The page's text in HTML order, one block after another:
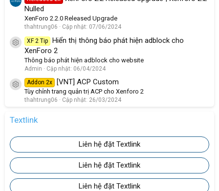
Nulled
XenForo 2.2.0 Released Upgrade
thahtrung06 Cập nhật: 07/06/2024
Resource icon
XF 2 Tip
Hiển thị thông báo phát hiện adblock cho
XenForo 2
Thông báo phát hiện adblock cho website
Admin Cập nhật: 06/04/2024
Resource icon
Addon 2x [VNT] ACP Custom
Tùy chỉnh trang quản trị ACP cho Xenforo 2
thahtrung06 Cập nhật: 26/03/2024
Textlink
Liên hệ đặt Textlink
Liên hệ đặt Textlink
Liên hệ đặt Textlink